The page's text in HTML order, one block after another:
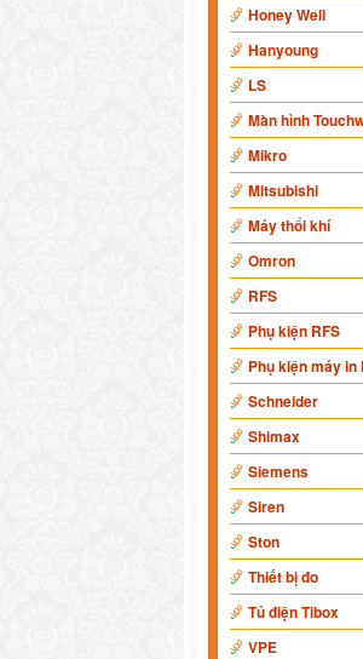
Honey Well
Hanyoung
LS
Màn hình
Mikro
Mitsubishi
Máy thổi khí
Omron
RFS
Phụ kiện RFS
Phụ kiện máy in
Schneider
Shimax
Siemens
Siren
Ston
Thiết bị đo
Tủ điện Tibox
VPE